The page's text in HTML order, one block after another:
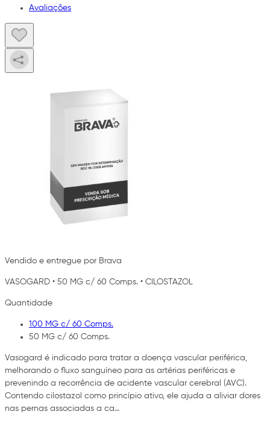
Avaliações
Vendido e entregue por Brava
VASOGARD • 50 MG c/ 60 Comps. • CILOSTAZOL
Quantidade
100 MG c/ 60 Comps.
50 MG c/ 60 Comps.
Vasogard é indicado para tratar a doença vascular periférica,
melhorando o fluxo sanguíneo para as artérias periféricas e
prevenindo a recorrência de acidente vascular cerebral (AVC).
Contendo cilostazol como princípio ativo, ele ajuda a aliviar dores
nas pernas associadas a ca…